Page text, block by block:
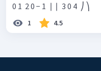
0 1 ​ 2 0 − 1 ​ ∣ ∣ ​ 3 0 4 ​ ⎠ ⎞ ​
1 4.5